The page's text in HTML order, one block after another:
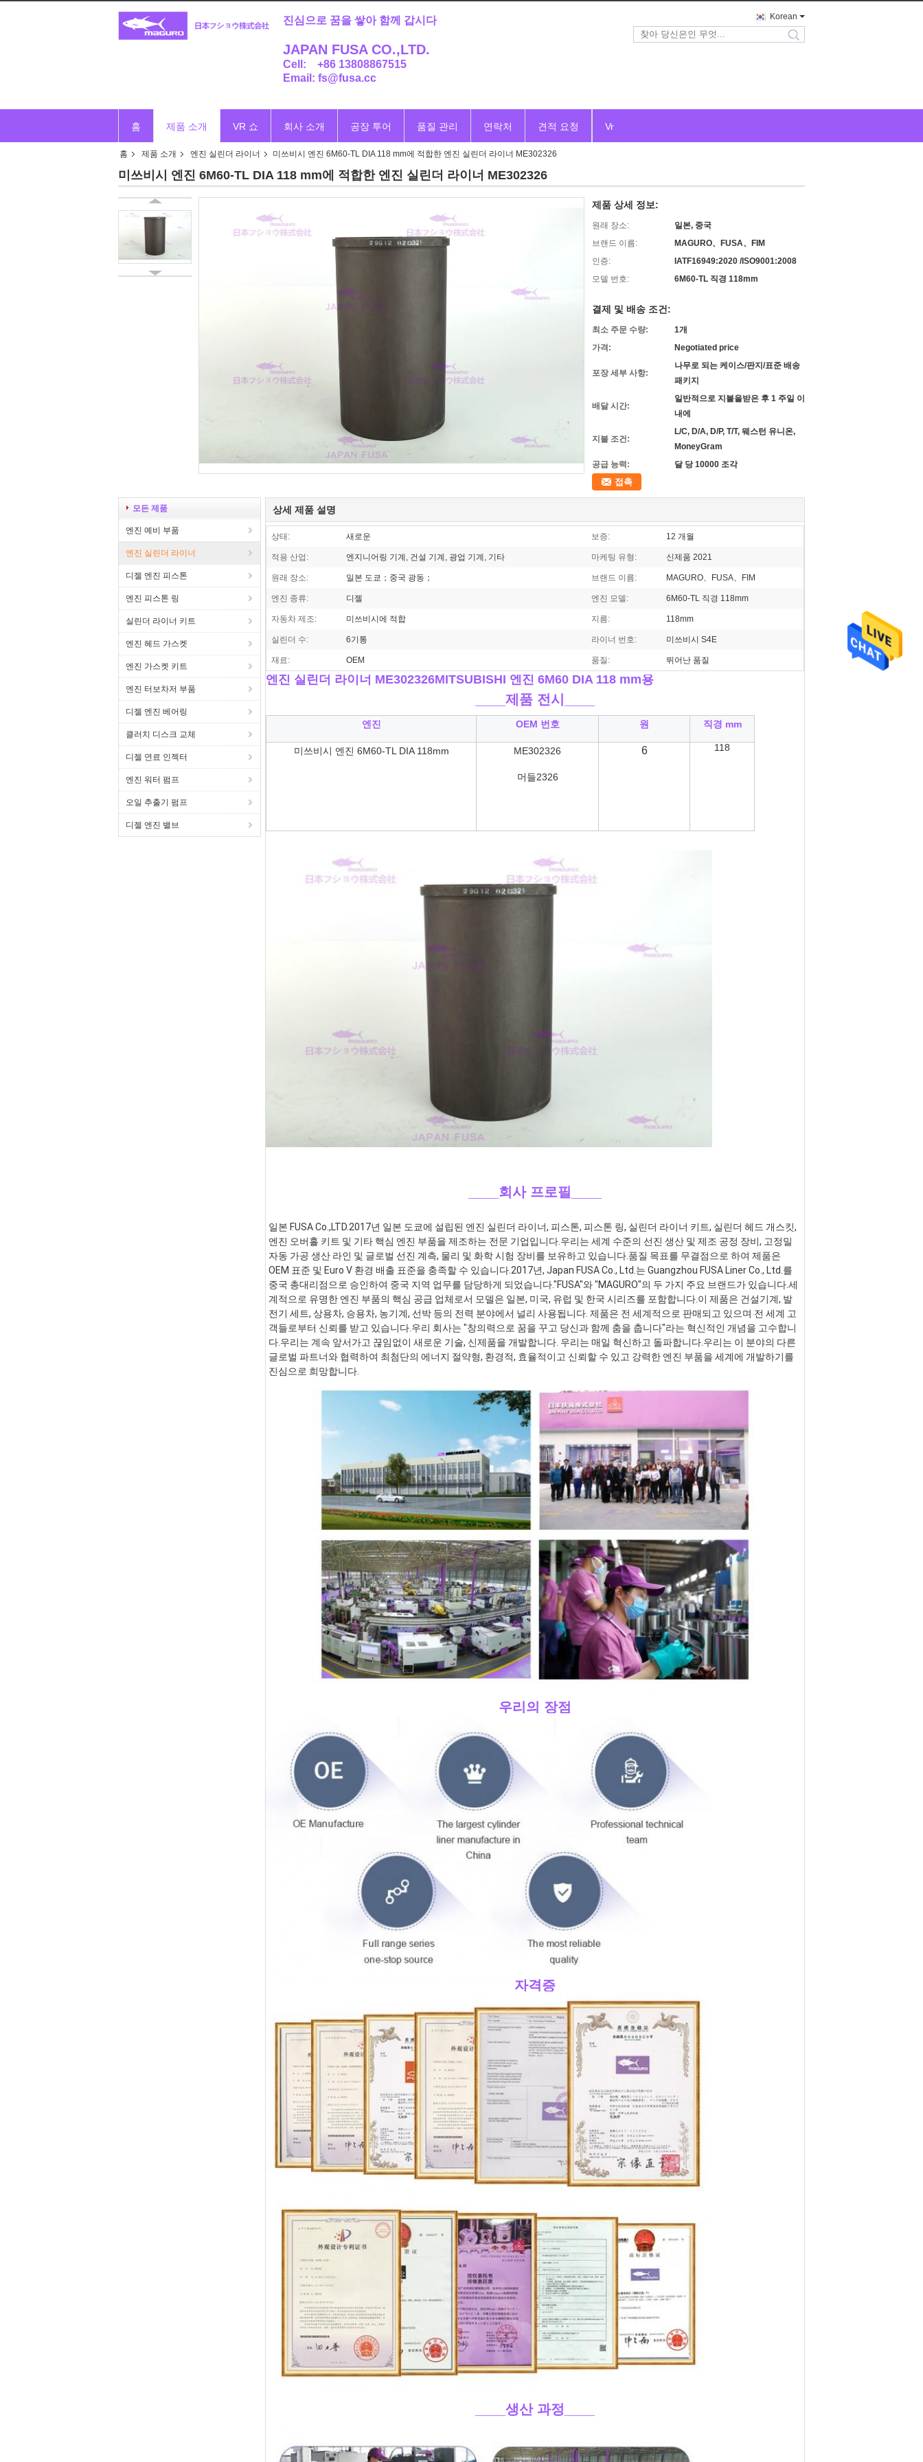
진심으로 꿈을 쌓아 함께 갑시다
JAPAN FUSA CO.,LTD.
Cell: +86 13808867515
Email: fs@fusa.cc
Korean
search
홈 제품 소개 VR 쇼 회사 소개 공장 투어 품질 관리 연락처 견적 요청 Vr
홈 제품 소개 엔진 실린더 라이너 미쓰비시 엔진 6M60-TL DIA 118 mm에 적합한 엔진 실린더 라이너 ME302326
미쓰비시 엔진 6M60-TL DIA 118 mm에 적합한 엔진 실린더 라이너 ME302326
제품 상세 정보:
원래 장소:
일본, 중국
브랜드 이름:
MAGURO、FUSA、FIM
인증:
IATF16949:2020 /ISO9001:2008
모델 번호:
6M60-TL 직경 118mm
결제 및 배송 조건:
최소 주문 수량:
1개
가격:
Negotiated price
포장 세부 사항:
나무로 되는 케이스/판지/표준 배송
패키지
배달 시간:
일반적으로 지불을받은 후 1 주일 이
내에
지불 조건:
L/C, D/A, D/P, T/T, 웨스턴 유니온,
MoneyGram
공급 능력:
달 당 10000 조각
접촉
모든 제품
엔진 예비 부품
엔진 실린더 라이너
디젤 엔진 피스톤
엔진 피스톤 링
실린더 라이너 키트
엔진 헤드 가스켓
엔진 가스켓 키트
엔진 터보차저 부품
디젤 엔진 베어링
클러치 디스크 교체
디젤 연료 인젝터
엔진 워터 펌프
오일 추출기 펌프
디젤 엔진 밸브
상세 제품 설명
상태: 새로운 보증: 12 개월
적용 산업: 엔지니어링 기계, 건설 기계, 광업 기계, 기타 마케팅 유형: 신제품 2021
원래 장소: 일본 도쿄；중국 광동； 브랜드 이름: MAGURO、FUSA、FIM
엔진 종류: 디젤 엔진 모델: 6M60-TL 직경 118mm
자동차 제조: 미쓰비시에 적합 지름: 118mm
실린더 수: 6기통 라이너 번호: 미쓰비시 S4E
재료: OEM 품질: 뛰어난 품질
엔진 실린더 라이너 ME302326MITSUBISHI 엔진 6M60 DIA 118 mm용
제품 전시____
엔진 OEM 번호 원 직경 mm
미쓰비시 엔진 6M60-TL DIA 118mm ME302326
머들2326
6 118
____회사 프로필
일본 FUSA Co.,LTD.2017년 일본 도쿄에 설립된 엔진 실린더 라이너, 피스톤, 피스톤 링, 실린더 라이너 키트, 실린더 헤드 개스킷,
엔진 오버홀 키트 및 기타 핵심 엔진 부품을 제조하는 전문 기업입니다.우리는 세계 수준의 선진 생산 및 제조 공정 장비, 고정밀
자동 가공 생산 라인 및 글로벌 선진 계측, 물리 및 화학 시험 장비를 보유하고 있습니다.품질 목표를 무결점으로 하여 제품은
OEM 표준 및 Euro V 환경 배출 표준을 충족할 수 있습니다.2017년, Japan FUSA Co., Ltd.는 Guangzhou FUSA Liner Co., Ltd.를
중국 총대리점으로 승인하여 중국 지역 업무를 담당하게 되었습니다."FUSA"와 "MAGURO"의 두 가지 주요 브랜드가 있습니다.세
계적으로 유명한 엔진 부품의 핵심 공급 업체로서 모델은 일본, 미국, 유럽 및 한국 시리즈를 포함합니다.이 제품은 건설기계, 발
전기 세트, 상용차, 승용차, 농기계, 선박 등의 전력 분야에서 널리 사용됩니다. 제품은 전 세계적으로 판매되고 있으며 전 세계 고
객들로부터 신뢰를 받고 있습니다.우리 회사는 "창의력으로 꿈을 꾸고 당신과 함께 춤을 춥니다"라는 혁신적인 개념을 고수합니
다.우리는 계속 앞서가고 끊임없이 새로운 기술, 신제품을 개발합니다. 우리는 매일 혁신하고 돌파합니다.우리는 이 분야의 다른
글로벌 파트너와 협력하여 최첨단의 에너지 절약형, 환경적, 효율적이고 신뢰할 수 있고 강력한 엔진 부품을 세계에 개발하기를
진심으로 희망합니다.
____우리의 장점
____자격증
____생산 과정